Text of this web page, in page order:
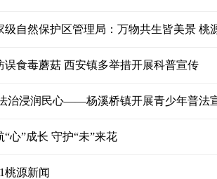
级自然保护区管理局：万物共生皆美景 桃
误食毒蘑菇 西安镇多举措开展科普宣传
治浸润民心——杨溪桥镇开展青少年普法
心”成长 守护“未”来花
桃源新闻